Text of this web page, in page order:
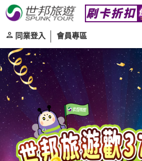
同業登入 會員專區
往前
團體
旅遊區域 目的地
出發期間